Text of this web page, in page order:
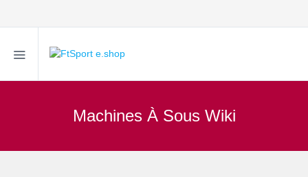
Machines À Sous Wiki